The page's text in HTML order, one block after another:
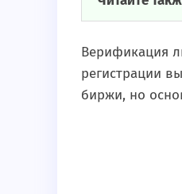
Верификация
регистрации
биржи, но